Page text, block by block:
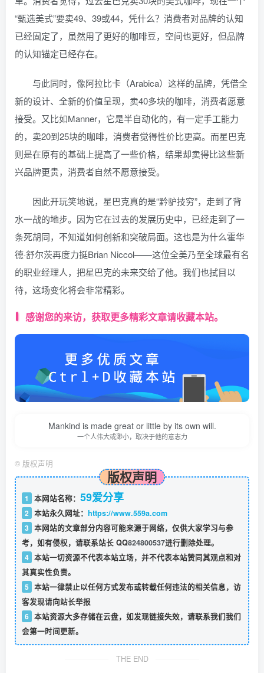
“甄选美式”要卖49、39或44，凭什么？消费者对品牌的认知
已经固定了，虽然用了更好的咖啡豆，空间也更好，但品牌
的认知锚定已经存在。
与此同时，像阿拉比卡（Arabica）这样的品牌，凭借全
新的设计、全新的价值呈现，卖40多块的咖啡，消费者愿意
接受。又比如Manner，它是半自动化的，有一定手工能力
的，卖20到25块的咖啡，消费者觉得性价比更高。而星巴克
则是在原有的基础上提高了一些价格，结果却卖得比这些新
兴品牌更贵，消费者自然不愿意接受。
因此开玩笑地说，星巴克真的是“黔驴技穷”，走到了背
水一战的地步。因为它在过去的发展历史中，已经走到了一
条死胡同，不知道如何创新和突破局面。这也是为什么霍华
德·舒尔茨再度力挺Brian Niccol——这位全美乃至全球最有名
的职业经理人，把星巴克的未来交给了他。我们也拭目以
待，这场变化将会非常精彩。
感谢您的来访，获取更多精彩文章请收藏本站。
Mankind is made great or little by its own will.
一个人伟大或渺小，取决于他的意志力
© 版权声明
版权声明
1 本网站名称： 59爱分享
2 本站永久网址： https://www.559a.com
3 本网站的文章部分内容可能来源于网络，仅供大家学习与参
考，如有侵权，请联系站长 QQ824800537进行删除处理。
4 本站一切资源不代表本站立场，并不代表本站赞同其观点和对
其真实性负责。
5 本站一律禁止以任何方式发布或转载任何违法的相关信息，访
客发现请向站长举报
6 本站资源大多存储在云盘，如发现链接失效，请联系我们我们
会第一时间更新。
THE END